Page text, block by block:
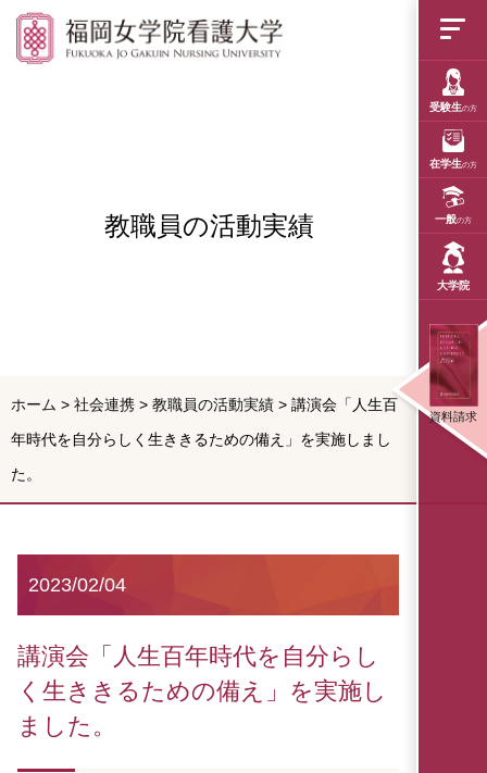
受験生の方
在学生の方
一般の方
大学院
資料請求
福岡女学院看護大学
教職員の活動実績
ホーム > 社会連携 > 教職員の活動実績 > 講演会「人生百
年時代を自分らしく生ききるための備え」を実施しまし
た。
2023/02/04
講演会「人生百年時代を自分らし
く生ききるための備え」を実施し
ました。